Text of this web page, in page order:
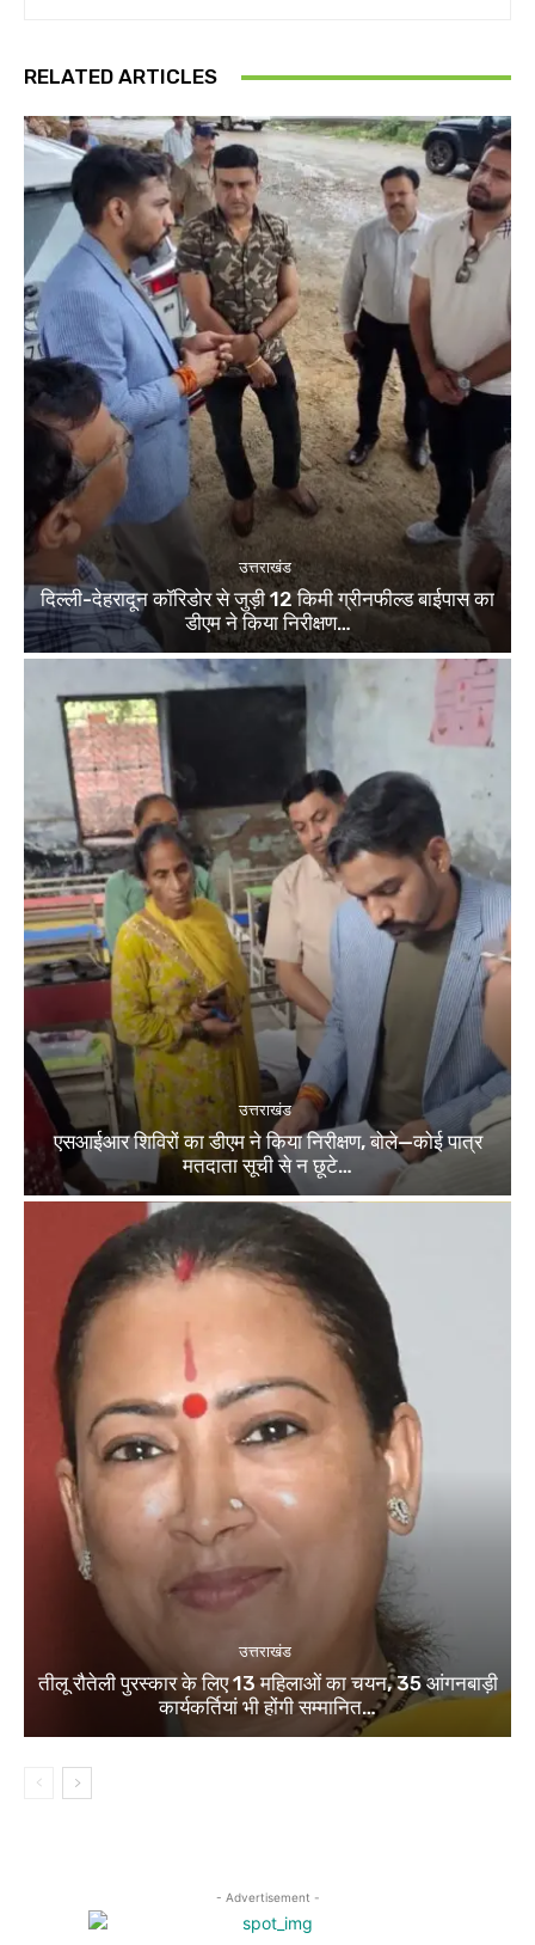
RELATED ARTICLES
उत्तराखंड
दिल्ली-देहरादून कॉरिडोर से जुड़ी 12 किमी ग्रीनफील्ड बाईपास का
डीएम ने किया निरीक्षण…
उत्तराखंड
एसआईआर शिविरों का डीएम ने किया निरीक्षण, बोले—कोई पात्र
मतदाता सूची से न छूटे…
उत्तराखंड
तीलू रौतेली पुरस्कार के लिए 13 महिलाओं का चयन, 35 आंगनबाड़ी
कार्यकर्तियां भी होंगी सम्मानित…
- Advertisement -